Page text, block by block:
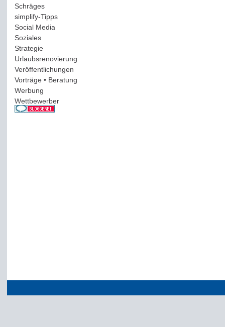
Schräges(161)
simplify-Tipps(123)
Social Media
Soziales(37)
Strategie(220)
Urlaubsrenovierung
Veröffentlichungen
Vorträge • Beratung
Werbung
Wettbewerber(61)